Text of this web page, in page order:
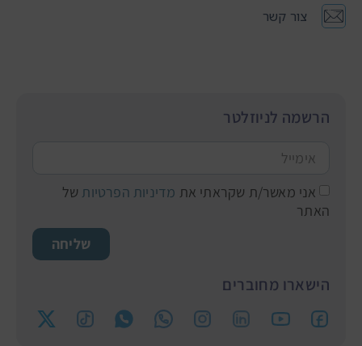
צור קשר
הרשמה לניוזלטר
אני מאשר/ת שקראתי את מדיניות הפרטיות של
האתר
שליחה
הישארו מחוברים